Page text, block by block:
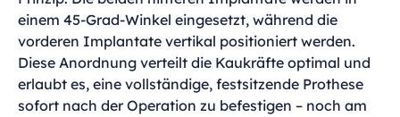
einem 45-Grad-Winkel eingesetzt, während die
vorderen Implantate vertikal positioniert werden.
Diese Anordnung verteilt die Kaukräfte optimal und
erlaubt es, eine vollständige, festsitzende Prothese
sofort nach der Operation zu befestigen – noch am